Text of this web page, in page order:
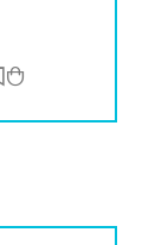
Zur Merkliste